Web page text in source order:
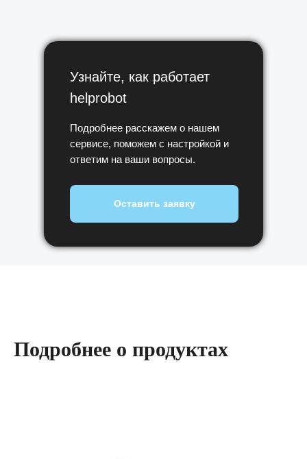
Подробнее расскажем о нашем
сервисе, поможем с настройкой и
ответим на ваши вопросы.
Узнайте, как работает
helprobot
Оставить заявку
Подробнее о продуктах